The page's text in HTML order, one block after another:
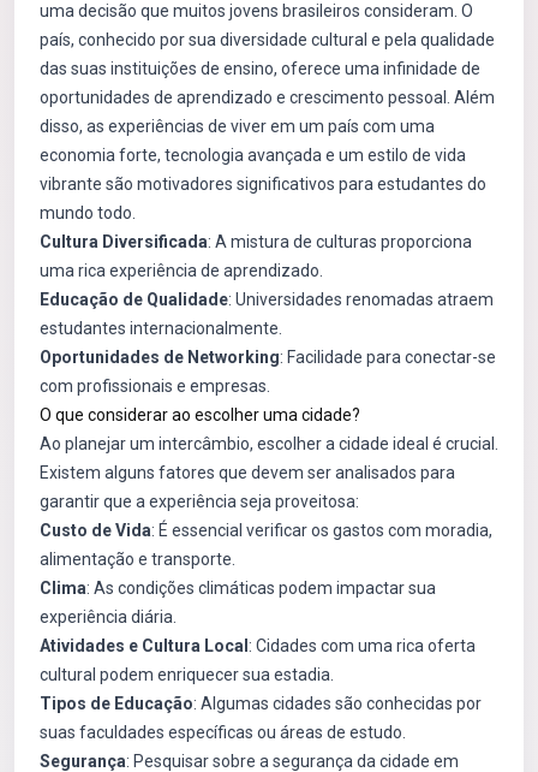
uma decisão que muitos jovens brasileiros consideram. O
país, conhecido por sua diversidade cultural e pela qualidade
das suas instituições de ensino, oferece uma infinidade de
oportunidades de aprendizado e crescimento pessoal. Além
disso, as experiências de viver em um país com uma
economia forte, tecnologia avançada e um estilo de vida
vibrante são motivadores significativos para estudantes do
mundo todo.
Cultura Diversificada: A mistura de culturas proporciona
uma rica experiência de aprendizado.
Educação de Qualidade: Universidades renomadas atraem
estudantes internacionalmente.
Oportunidades de Networking: Facilidade para conectar-se
com profissionais e empresas.
O que considerar ao escolher uma cidade?
Ao planejar um intercâmbio, escolher a cidade ideal é crucial.
Existem alguns fatores que devem ser analisados para
garantir que a experiência seja proveitosa:
Custo de Vida: É essencial verificar os gastos com moradia,
alimentação e transporte.
Clima: As condições climáticas podem impactar sua
experiência diária.
Atividades e Cultura Local : Cidades com uma rica oferta
cultural podem enriquecer sua estadia.
Tipos de Educação: Algumas cidades são conhecidas por
suas faculdades específicas ou áreas de estudo.
Segurança: Pesquisar sobre a segurança da cidade em